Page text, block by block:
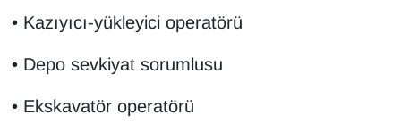
• Kazıyıcı-yükleyici operatörü
• Depo sevkiyat sorumlusu
• Ekskavatör operatörü